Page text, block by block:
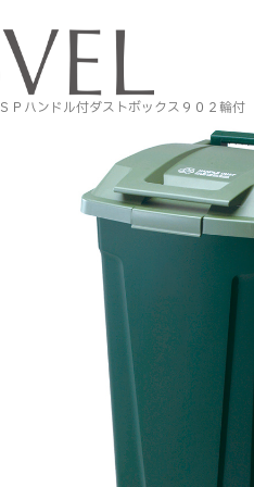
ＳＰハンドル付ダストボックス９０２輪付